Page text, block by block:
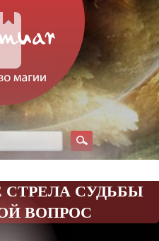
СУДЬБЫ
ВОПРОС